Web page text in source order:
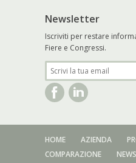
Newsletter
Iscriviti per restare
Fiere e Congressi.
HOME AZIENDA
COMPARAZIONE